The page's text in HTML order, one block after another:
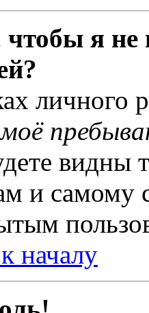
чтобы я
личного
видны
и самому
началу